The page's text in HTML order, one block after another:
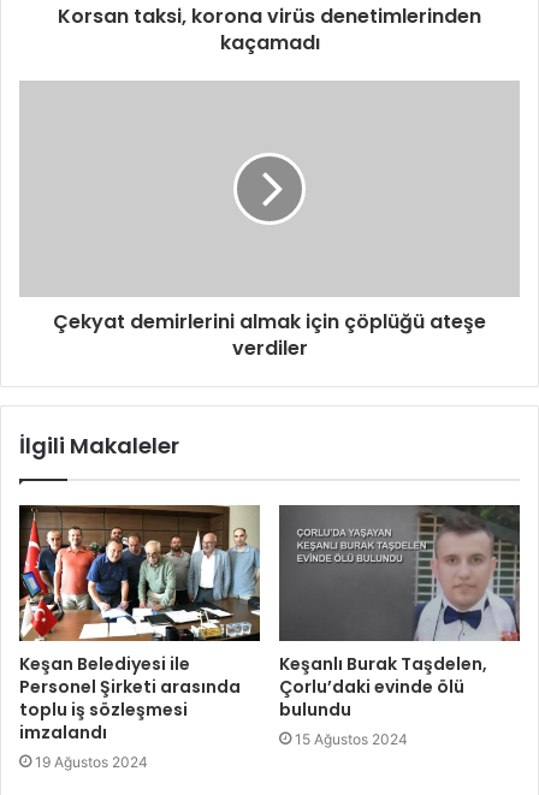
Korsan taksi, korona virüs denetimlerinden
kaçamadı
Çekyat demirlerini almak için çöplüğü ateşe
verdiler
İlgili Makaleler
Keşan Belediyesi ile
Personel Şirketi arasında
toplu iş sözleşmesi
imzalandı
19 Ağustos 2024
Keşanlı Burak Taşdelen,
Çorlu’daki evinde ölü
bulundu
15 Ağustos 2024